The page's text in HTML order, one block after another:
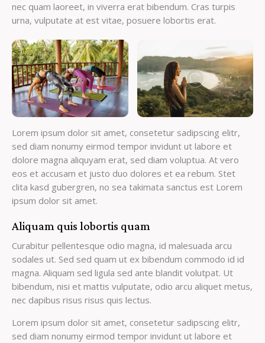
nec quam laoreet, in viverra erat bibendum. Cras turpis
urna, vulputate at est vitae, posuere lobortis erat.
Lorem ipsum dolor sit amet, consetetur sadipscing elitr,
sed diam nonumy eirmod tempor invidunt ut labore et
dolore magna aliquyam erat, sed diam voluptua. At vero
eos et accusam et justo duo dolores et ea rebum. Stet
clita kasd gubergren, no sea takimata sanctus est Lorem
ipsum dolor sit amet.
Aliquam quis lobortis quam
Curabitur pellentesque odio magna, id malesuada arcu
sodales ut. Sed sed quam ut ex bibendum commodo id id
magna. Aliquam sed ligula sed ante blandit volutpat. Ut
bibendum, nisi et mattis vulputate, odio arcu aliquet metus,
nec dapibus risus risus quis lectus.
Lorem ipsum dolor sit amet, consetetur sadipscing elitr,
sed diam nonumy eirmod tempor invidunt ut labore et